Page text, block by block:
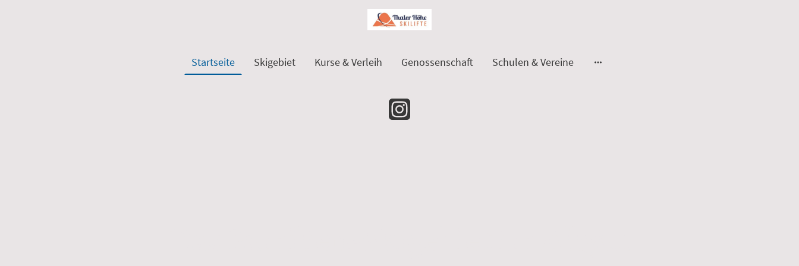
Startseite Skigebiet Kurse & Verleih Genossenschaft Schulen & Vereine